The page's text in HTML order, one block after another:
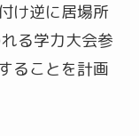
け逆に居場所
る学力大会参
ることを計画